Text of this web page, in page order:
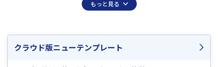
対応ソフト表はこちら
素材
ホワイトPETフィルム
もっと見る
クラウド版ニューテンプレート